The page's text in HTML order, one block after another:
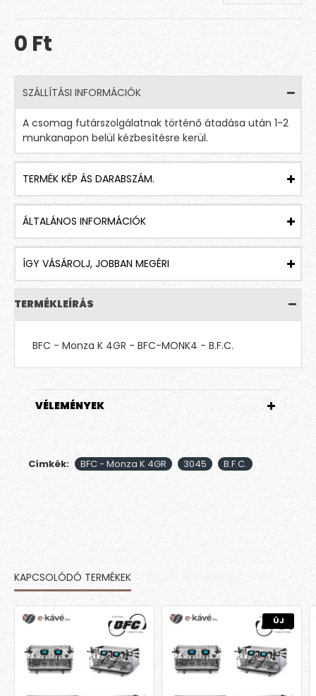
0 Ft
SZÁLLÍTÁSI INFORMÁCIÓK
A csomag futárszolgálatnak történő átadása után 1-2
munkanapon belül kézbesítésre kerül.
TERMÉK KÉP ÁS DARABSZÁM.
ÁLTALÁNOS INFORMÁCIÓK
ÍGY VÁSÁROLJ, JOBBAN MEGÉRI
TERMÉKLEÍRÁS
BFC - Monza K 4GR - BFC-MONK4 - B.F.C.
VÉLEMÉNYEK
Címkék: BFC - Monza K 4GR 3045 B.F.C.
KAPCSOLÓDÓ TERMÉKEK
ÚJ